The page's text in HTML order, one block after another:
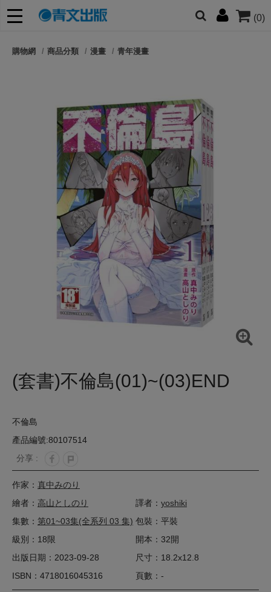
(0)
朋友們，提高警覺！
購物網 商品分類 漫畫 青年漫畫
(套書)不倫島(01)~(03)END
不倫島
產品編號:80107514
分享 :
作家： 真中みのり
繪者： 高山としのり 譯者： yoshiki
集數： 第01~03集(全系列 03 集) 包裝：平裝
級別：18限
開本：32開
出版日期：2023-09-28
尺寸：18.2x12.8
ISBN：4718016045316
頁數：-